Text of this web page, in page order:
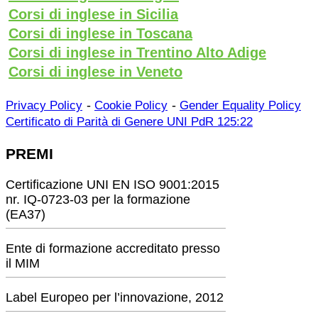
Corsi di inglese in Sicilia
Corsi di inglese in Toscana
Corsi di inglese in Trentino Alto Adige
Corsi di inglese in Veneto
Privacy Policy - Cookie Policy - Gender Equality Policy
Certificato di Parità di Genere UNI PdR 125:22
PREMI
Certificazione UNI EN ISO 9001:2015
nr. IQ-0723-03 per la formazione
(EA37)
Ente di formazione accreditato presso
il MIM
Label Europeo per l’innovazione, 2012